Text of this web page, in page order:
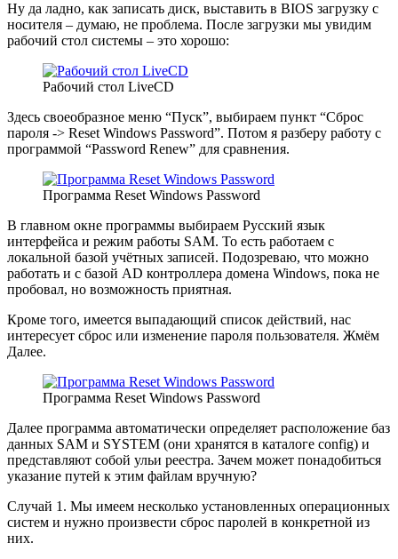
Ну да ладно, как записать диск, выставить в BIOS загрузку с
носителя – думаю, не проблема. После загрузки мы увидим
рабочий стол системы – это хорошо:
Рабочий стол LiveCD
Здесь своеобразное меню “Пуск”, выбираем пункт “Сброс
пароля -> Reset Windows Password”. Потом я разберу работу с
программой “Password Renew” для сравнения.
Программа Reset Windows Password
В главном окне программы выбираем Русский язык
интерфейса и режим работы SAM. То есть работаем с
локальной базой учётных записей. Подозреваю, что можно
работать и с базой AD контроллера домена Windows, пока не
пробовал, но возможность приятная.
Кроме того, имеется выпадающий список действий, нас
интересует сброс или изменение пароля пользователя. Жмём
Далее.
Программа Reset Windows Password
Далее программа автоматически определяет расположение баз
данных SAM и SYSTEM (они хранятся в каталоге config) и
представляют собой ульи реестра. Зачем может понадобиться
указание путей к этим файлам вручную?
Случай 1. Мы имеем несколько установленных операционных
систем и нужно произвести сброс паролей в конкретной из
них.